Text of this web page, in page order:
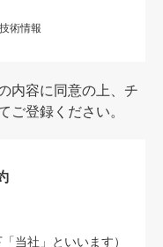
術情報
内容に同意の上、チ
登録ください。
当社」といいます）